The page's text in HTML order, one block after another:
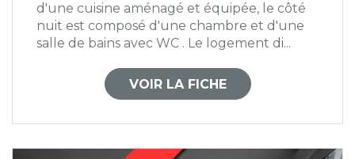
d'une cuisine aménagé et équipée, le côté
nuit est composé d'une chambre et d'une
salle de bains avec WC . Le logement di...
VOIR LA FICHE